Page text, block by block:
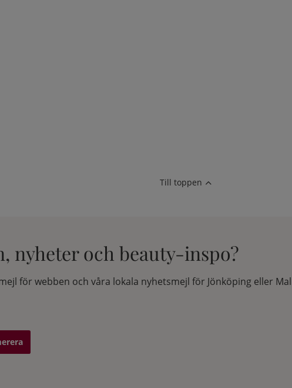
Till toppen
nyheter och beauty-inspo?
för webben och våra lokala nyhetsmejl för Jönköping eller